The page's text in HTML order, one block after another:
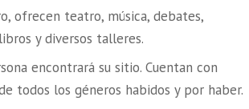
ofrecen teatro, música, debates,
y diversos talleres.
encontrará su sitio. Cuentan con
todos los géneros habidos y por haber.